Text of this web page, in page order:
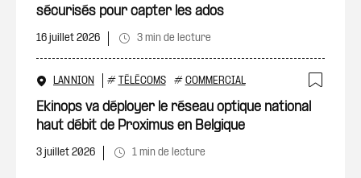
sécurisés pour capter les ados
16 juillet 2026 3 min de lecture
LANNION # TÉLÉCOMS # COMMERCIAL
Ekinops va déployer le réseau optique national
haut débit de Proximus en Belgique
3 juillet 2026 1 min de lecture